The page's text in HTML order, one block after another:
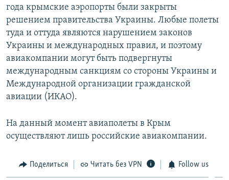
года крымские аэропорты были закрыты
решением правительства Украины. Любые полеты
туда и оттуда являются нарушением законов
Украины и международных правил, и поэтому
авиакомпании могут быть подвергнуты
международным санкциям со стороны Украины и
Международной организации гражданской
авиации (ИКАО).
На данный момент авиаполеты в Крым
осуществляют лишь российские авиакомпании.
Поделиться Читать без VPN Follow us